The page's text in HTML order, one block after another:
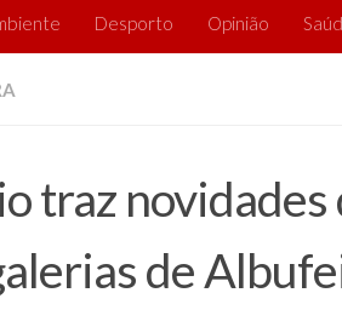
Desporto Opinião
traz
de